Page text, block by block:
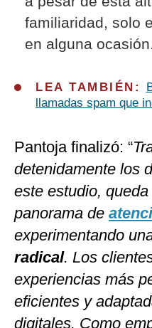
familiaridad, solo
en alguna ocasión.
LEA TAMBIÉN:
llamadas spam que
Pantoja finalizó: “
detenidamente los
este estudio,
panorama de
experimentando
radical. Los
experiencias más
eficientes y
digitales. Como